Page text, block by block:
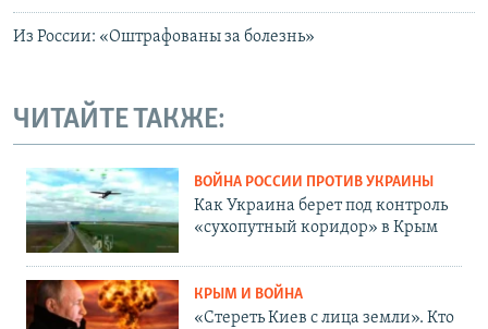
Из России: «Оштрафованы за болезнь»
ЧИТАЙТЕ ТАКЖЕ:
ВОЙНА РОССИИ ПРОТИВ УКРАИНЫ
Как Украина берет под контроль
«сухопутный коридор» в Крым
КРЫМ И ВОЙНА
«Стереть Киев с лица земли». Кто